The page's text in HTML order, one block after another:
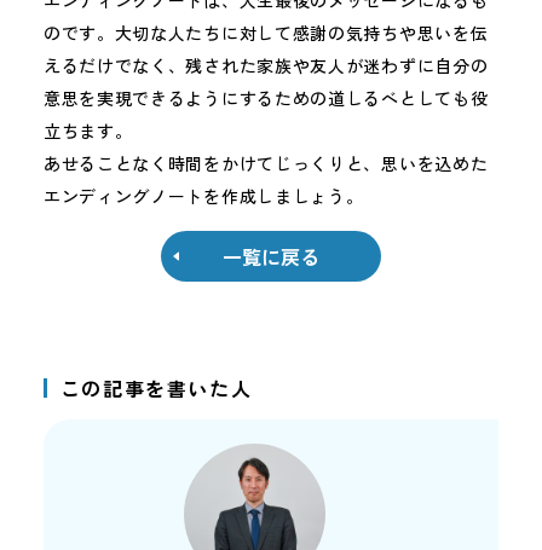
のです。大切な人たちに対して感謝の気持ちや思いを伝
えるだけでなく、残された家族や友人が迷わずに自分の
意思を実現できるようにするための道しるべとしても役
立ちます。
あせることなく時間をかけてじっくりと、思いを込めた
エンディングノートを作成しましょう。
一覧に戻る
この記事を書いた人